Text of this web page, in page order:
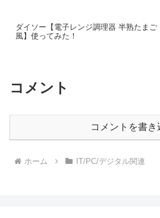
ダイソー【電子レンジ調理器 半熟たまご
風】使ってみた！
コメント
コメントを書き
ホーム IT/PC/デジタル関連